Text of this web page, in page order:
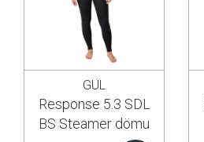
GUL
Response 5.3 SDL
BS Steamer dömu